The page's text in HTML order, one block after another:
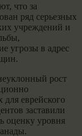
что за
ряд серьезных
учреждений и
угрозы в адрес
рост
еврейского
заставили
оценку уровня